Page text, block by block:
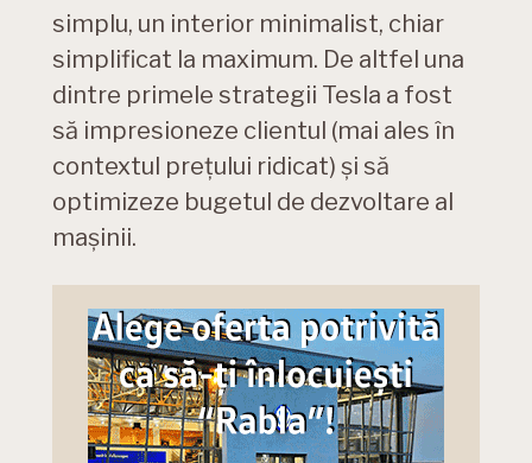
simplu, un interior minimalist, chiar
simplificat la maximum. De altfel una
dintre primele strategii Tesla a fost
să impresioneze clientul (mai ales în
contextul prețului ridicat) și să
optimizeze bugetul de dezvoltare al
mașinii.